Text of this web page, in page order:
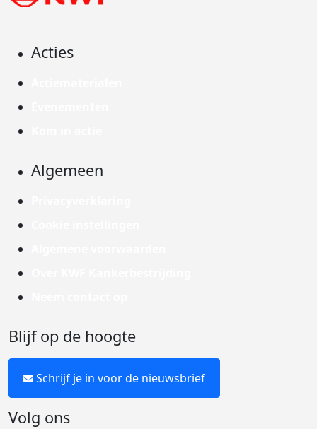
Acties
Algemeen
Blijf op de hoogte
Schrijf je in voor de nieuwsbrief
Volg ons